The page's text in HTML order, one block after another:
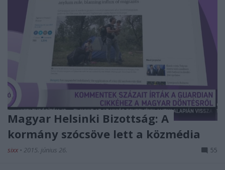
Magyar Helsinki Bizottság: A
kormány szócsöve lett a közmédia
sixx • 2015. június 26. 55